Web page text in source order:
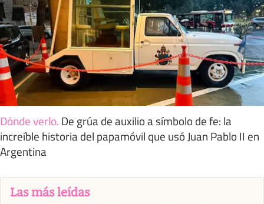
Dónde verlo. De grúa de auxilio a símbolo de fe: la
increíble historia del papamóvil que usó Juan Pablo II en
Argentina
Las más leídas